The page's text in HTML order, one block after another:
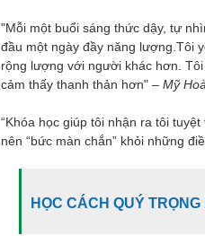
"Mỗi một buổi sáng thức dậy, tự
đầu một ngày đầy năng lượng.Tôi
rộng lượng với người khác hơn.
cảm thấy thanh thản hơn" – Mỹ
“Khóa học giúp tôi nhận ra tôi
nên “bức màn chắn” khỏi những
HỌC CÁCH QUÝ